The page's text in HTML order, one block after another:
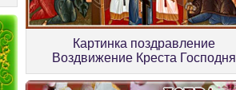
Картинка поздравление
Воздвижение Креста Господня